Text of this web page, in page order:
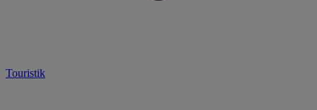
Touristik